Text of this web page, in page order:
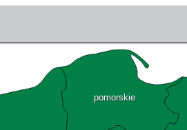
pomorskie